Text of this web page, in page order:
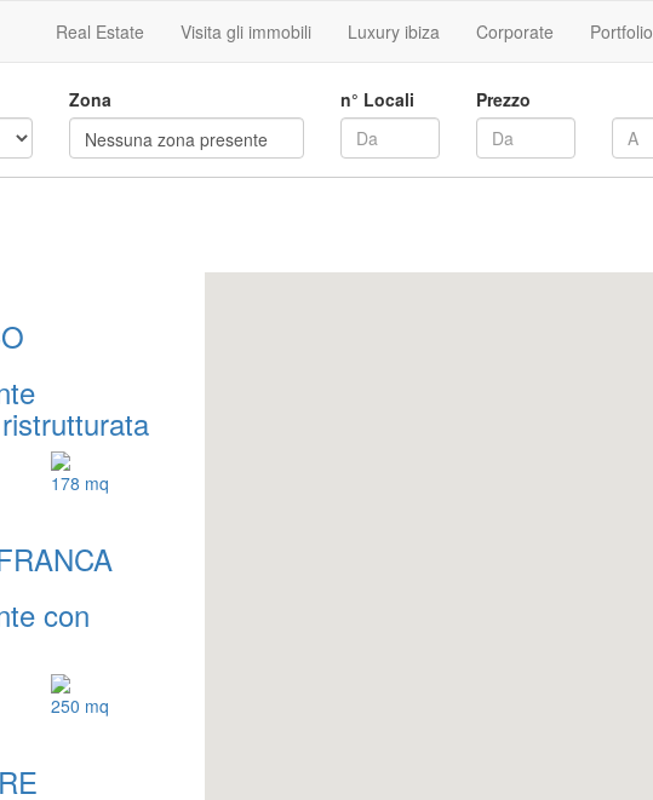
Real Estate Visita gli immobili Luxury ibiza Corporate Portfolio
Zona
Nessuna zona presente
n° Locali Prezzo
178 mq
con
250 mq